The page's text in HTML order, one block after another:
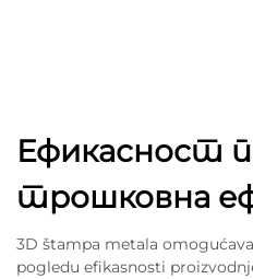
Ефикасност
трошковна
3D štampa metala
pogledu efikasnosti